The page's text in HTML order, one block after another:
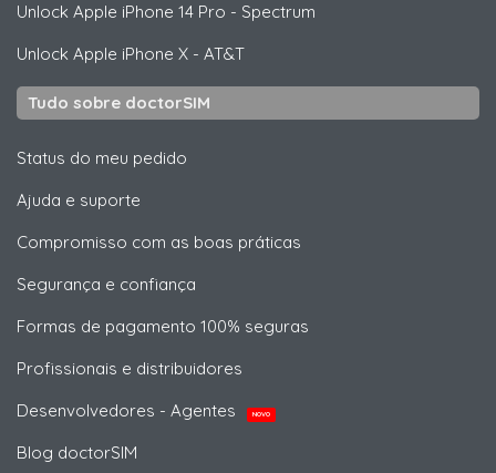
Unlock Apple iPhone 14 Pro - Spectrum
Unlock Apple iPhone X - AT&T
Tudo sobre doctorSIM
Status do meu pedido
Ajuda e suporte
Compromisso com as boas práticas
Segurança e confiança
Formas de pagamento 100% seguras
Profissionais e distribuidores
Desenvolvedores - Agentes
NOVO
Blog doctorSIM